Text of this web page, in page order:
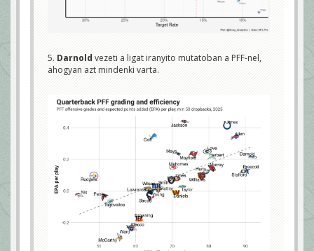
5. Darnold vezeti a ligat iranyito mutatoban a PFF-nel,
ahogyan azt mindenki varta.